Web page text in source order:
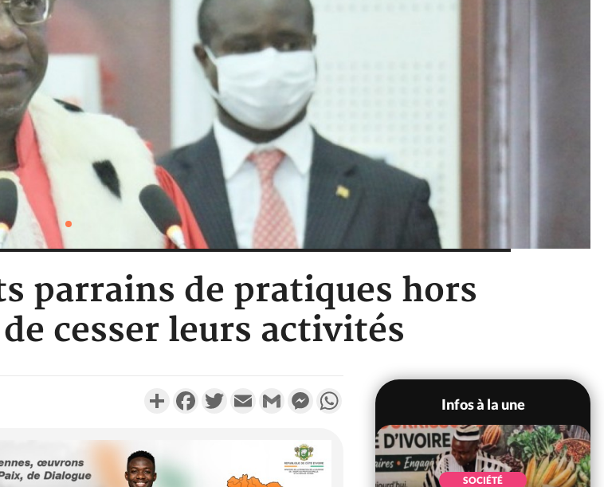
parrains de pratiques hors
cesser leurs activités
PartagerFacebookTwitterEmail Gmail MessengerWhatsApp
Infos à la une
POLITIQUE SOCIÉTÉ